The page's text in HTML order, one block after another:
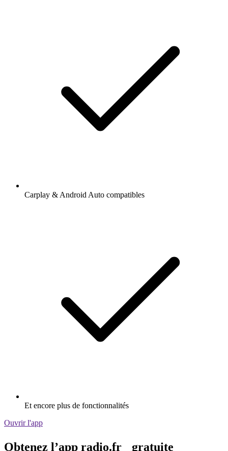
Carplay & Android Auto compatibles
Et encore plus de fonctionnalités
Ouvrir l'app
Obtenez l’app radio.fr gratuite